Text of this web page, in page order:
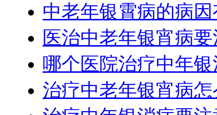
中老年银霄病的病
医治中老年银宵病
哪个医院治疗中年
治疗中老年银宵病